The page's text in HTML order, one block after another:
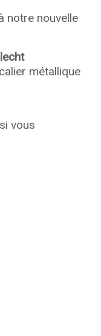
notre nouvelle
métallique
vous